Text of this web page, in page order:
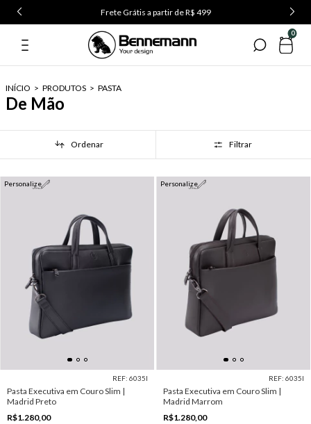
Frete Grátis a partir de R$ 499
0
INÍCIO > PRODUTOS > PASTA
De Mão
Ordenar Filtrar
Personalize
REF: 6035I
Pasta Executiva em Couro Slim |
Madrid Preto
R$1.280,00
Personalize
REF: 6035I
Pasta Executiva em Couro Slim |
Madrid Marrom
R$1.280,00